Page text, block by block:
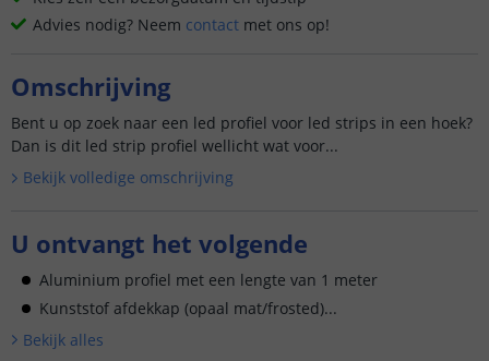
Advies nodig? Neem contact met ons op!
Omschrijving
Bent u op zoek naar een led profiel voor led strips in een hoek?
Dan is dit led strip profiel wellicht wat voor...
Bekijk volledige omschrijving
U ontvangt het volgende
Aluminium profiel met een lengte van 1 meter
Kunststof afdekkap (opaal mat/frosted)...
Bekijk alles